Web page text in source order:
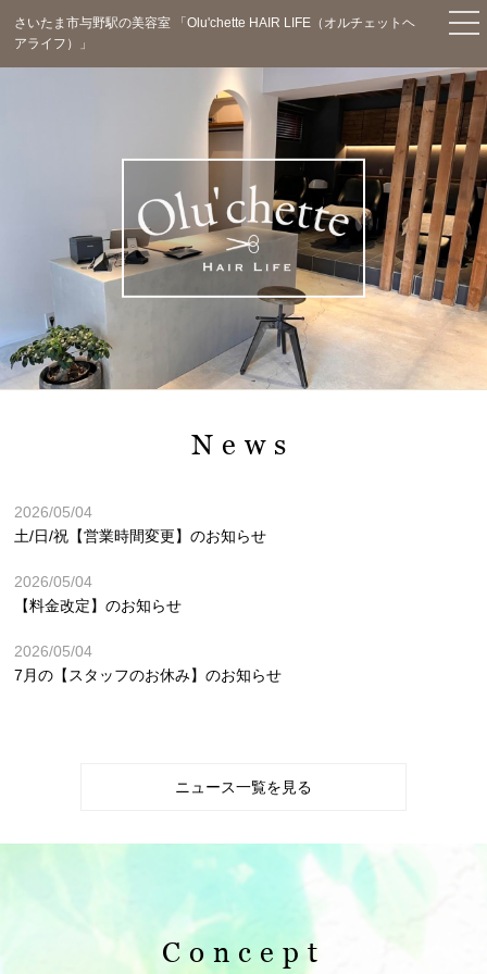
さいたま市与野駅の美容室 「Olu'chette HAIR LIFE（オルチェットヘ
アライフ）」
Staff
Salon Info
Blog
Contact
News
2026/05/04
土/日/祝【営業時間変更】のお知らせ
2026/05/04
【料金改定】のお知らせ
2026/05/04
7月の【スタッフのお休み】のお知らせ
ニュース一覧を見る
Concept